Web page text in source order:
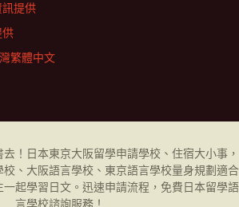
提供
供
繁體中文
！日本東京大阪留學申請學校、住宿大小事，
、大阪語言學校、東京語言學校量身規劃適合
起學習日文。迅速申請流程，免費日本留學語
言學校諮詢服務！